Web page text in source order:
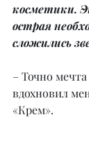
косметики.
острая
сложились
– Точно мечта
вдохновил
«Крем».